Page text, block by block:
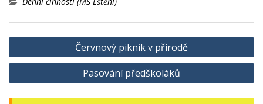
Navigace
pro
Červnový piknik v přírodě
Pasování předškoláků